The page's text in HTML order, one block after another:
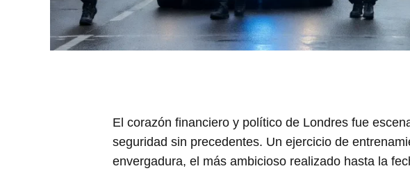
El corazón financiero y político de Londres fue
seguridad sin precedentes. Un ejercicio de
envergadura, el más ambicioso realizado hasta la